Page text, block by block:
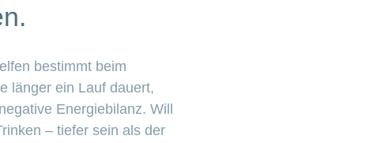
bestimmt beim
länger ein Lauf dauert,
Energiebilanz. Will
– tiefer sein als der